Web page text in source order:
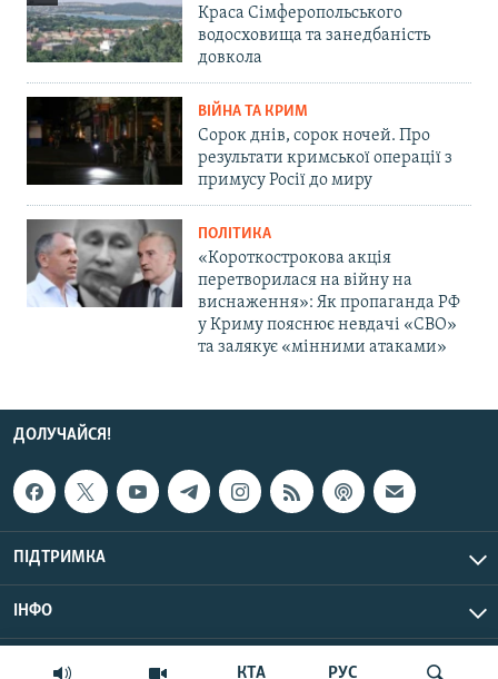
КТА РУС
Краса Сімферопольського
водосховища та занедбаність
довкола
ВІЙНА ТА КРИМ
Сорок днів, сорок ночей. Про
результати кримської операції з
примусу Росії до миру
ПОЛІТИКА
«Короткострокова акція
перетворилася на війну на
виснаження»: Як пропаганда РФ
у Криму пояснює невдачі «СВО»
та залякує «мінними атаками»
ДОЛУЧАЙСЯ!
ПІДТРИМКА
ІНФО
© Крим.Реалії, 2026 | Усі права застережено.